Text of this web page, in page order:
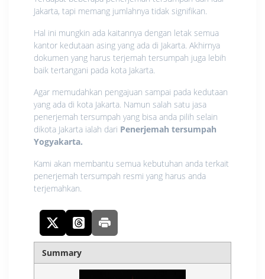
Jakarta, tapi memang jumlahnya tidak signifikan.
Hal ini mungkin ada kaitannya dengan letak semua
kantor kedutaan asing yang ada di Jakarta. Akhirnya
dokumen yang harus terjemah tersumpah juga lebih
baik tertangani pada kota Jakarta.
Agar memudahkan pengajuan sampai pada kedutaan
yang ada di kota Jakarta. Namun salah satu jasa
penerjemah tersumpah yang bisa anda pilih selain
dikota Jakarta ialah dari Penerjemah tersumpah
Yogyakarta.
Kami akan membantu semua kebutuhan anda terkait
penerjemah tersumpah resmi yang harus anda
terjemahkan.
Summary